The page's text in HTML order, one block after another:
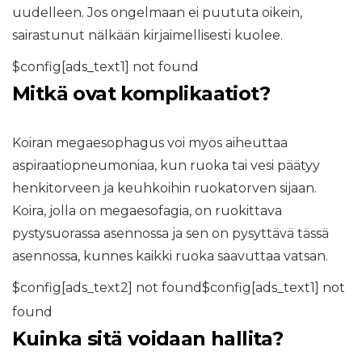
uudelleen. Jos ongelmaan ei puututa oikein,
sairastunut nälkään kirjaimellisesti kuolee.
$config[ads_text1] not found
Mitkä ovat komplikaatiot?
Koiran megaesophagus voi myös aiheuttaa
aspiraatiopneumoniaa, kun ruoka tai vesi päätyy
henkitorveen ja keuhkoihin ruokatorven sijaan.
Koira, jolla on megaesofagia, on ruokittava
pystysuorassa asennossa ja sen on pysyttävä tässä
asennossa, kunnes kaikki ruoka saavuttaa vatsan.
$config[ads_text2] not found$config[ads_text1] not
found
Kuinka sitä voidaan hallita?